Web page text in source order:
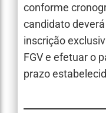
conforme
candidato
inscrição
FGV e efetuar o
prazo